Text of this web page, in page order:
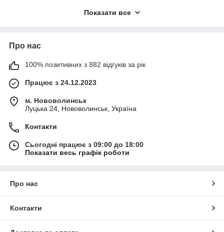
У цій категорії представлені компактні генератори льоду,
отримати потрібну кількість льоду без формочок і тривалого
Обирайте льодогенератори онлайн в HotBuy та замовляйте
потрібну техніку для приготування льоду з доставкою по
Україні.
Показати все
Про нас
100% позитивних з 882 відгуків за рік
Працює з 24.12.2023
м. Нововолинськ
Луцька 24, Нововолинськ, Україна
Контакти
Сьогодні працює з 09:00 до 18:00
Показати весь графік роботи
Про нас
Контакти